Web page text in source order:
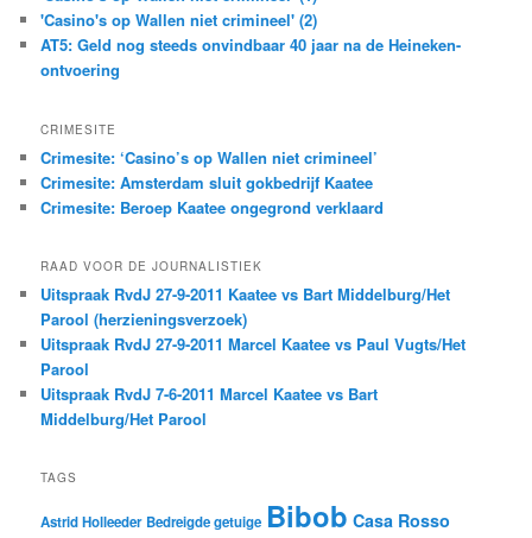
'Casino's op Wallen niet crimineel' (2)
AT5: Geld nog steeds onvindbaar 40 jaar na de Heineken-
ontvoering
CRIMESITE
Crimesite: ‘Casino’s op Wallen niet crimineel’
Crimesite: Amsterdam sluit gokbedrijf Kaatee
Crimesite: Beroep Kaatee ongegrond verklaard
RAAD VOOR DE JOURNALISTIEK
Uitspraak RvdJ 27-9-2011 Kaatee vs Bart Middelburg/Het
Parool (herzieningsverzoek)
Uitspraak RvdJ 27-9-2011 Marcel Kaatee vs Paul Vugts/Het
Parool
Uitspraak RvdJ 7-6-2011 Marcel Kaatee vs Bart
Middelburg/Het Parool
TAGS
Astrid Holleeder Bedreigde getuige Bibob Casa Rosso